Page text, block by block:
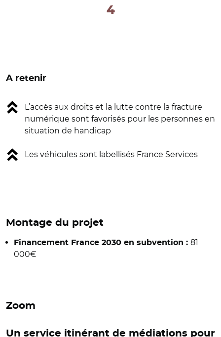
4
A retenir
L’accès aux droits et la lutte contre la fracture
numérique sont favorisés pour les personnes en
situation de handicap
Les véhicules sont labellisés France Services
Montage du projet
Financement France 2030 en subvention : 81
000€
Zoom
Un service itinérant de médiations pour